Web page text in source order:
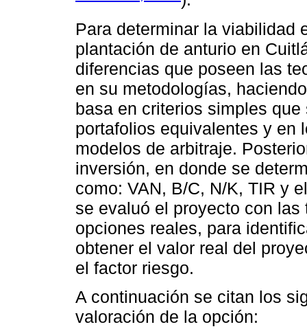
Para determinar la viabilidad
plantación de anturio en
diferencias que poseen las
en su metodologías,
basa en criterios simples
portafolios equivalentes y en
modelos de arbitraje.
inversión, en donde se
como: VAN, B/C, N/K, TIR y
se evaluó el proyecto con
opciones reales, para
obtener el valor real del
el factor riesgo.
A continuación se citan los
valoración de la opción: